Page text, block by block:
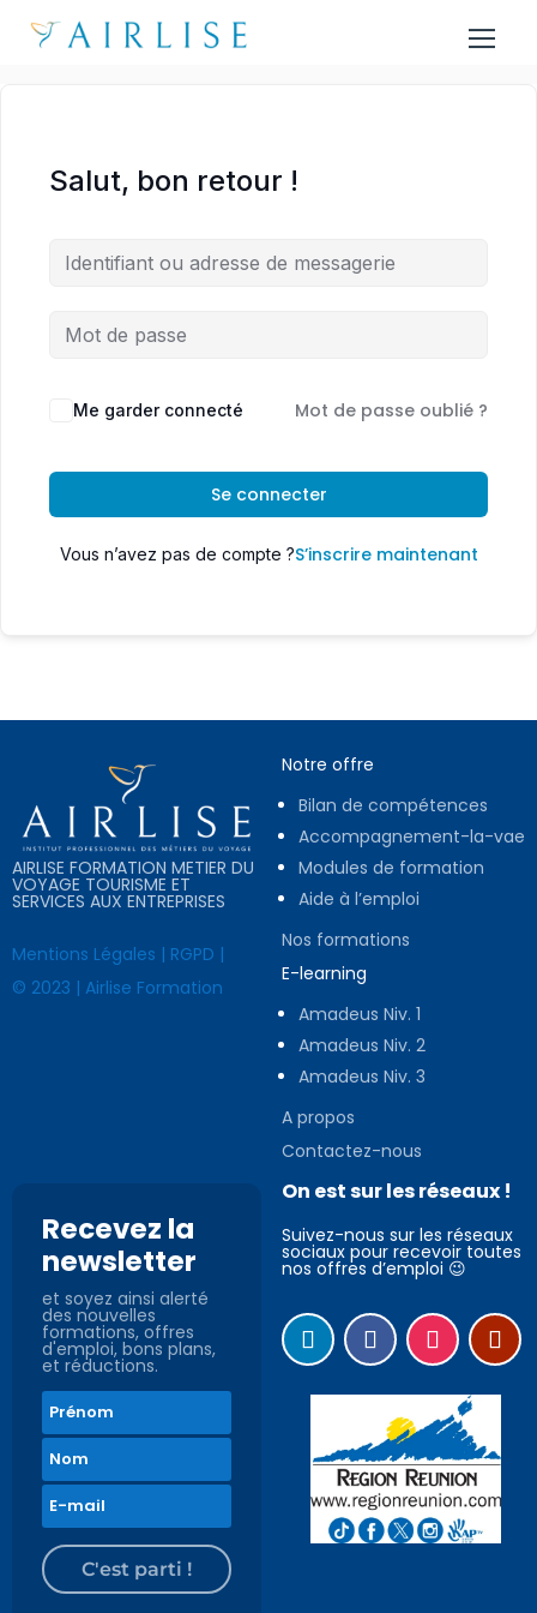
Salut, bon retour !
Me garder connecté Mot de passe oublié ?
Se connecter
Vous n’avez pas de compte ?S’inscrire maintenant
AIRLISE FORMATION METIER DU
VOYAGE TOURISME ET
SERVICES AUX ENTREPRISES
Mentions Légales | RGPD |
© 2023 | Airlise Formation
Notre offre
Bilan de compétences
Accompagnement-la-vae
Modules de formation
Aide à l’emploi
Nos formations
E-learning
Amadeus Niv. 1
Amadeus Niv. 2
Amadeus Niv. 3
A propos
Contactez-nous
Recevez la
newsletter
et soyez ainsi alerté
des nouvelles
formations, offres
d'emploi, bons plans,
et réductions.
C'est parti !
On est sur les réseaux !
Suivez-nous sur les réseaux
sociaux pour recevoir toutes
nos offres d’emploi 😉